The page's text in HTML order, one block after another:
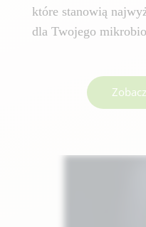
które stanowią
dla Twojego